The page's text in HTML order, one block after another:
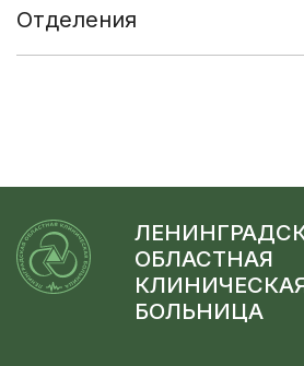
Отделения
ОБЛАСТНАЯ
БОЛЬНИЦА